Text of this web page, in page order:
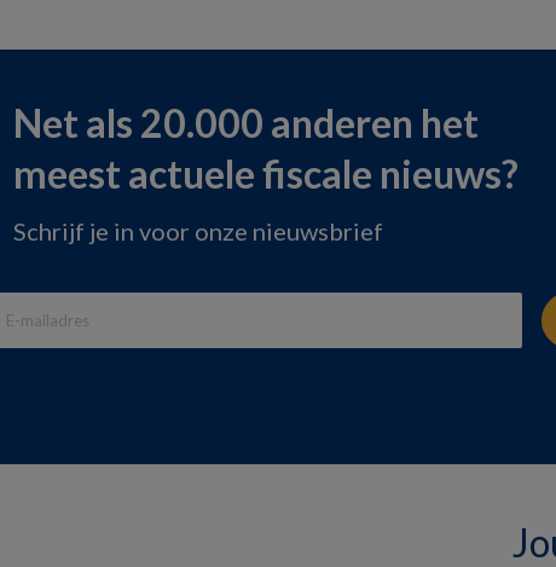
Net als 20.000 anderen het
meest actuele fiscale nieuws?
Schrijf je in voor onze nieuwsbrief